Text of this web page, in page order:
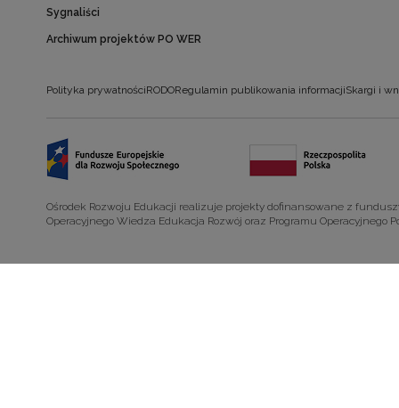
Sygnaliści
Archiwum projektów PO WER
Polityka prywatnościRODORegulamin publikowania informacjiSkargi i
Ośrodek Rozwoju Edukacji realizuje projekty dofinansowane z
Operacyjnego Wiedza Edukacja Rozwój oraz Programu Operacyjnego